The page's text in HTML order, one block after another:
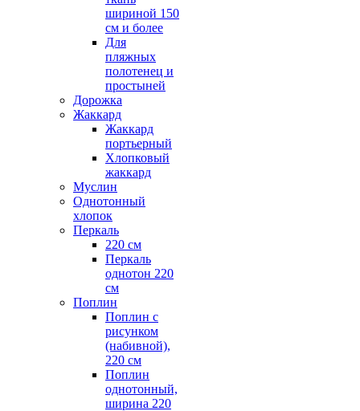
шириной 150
см и более
Для
пляжных
полотенец и
простыней
Дорожка
Жаккард
Жаккард
портьерный
Хлопковый
жаккард
Муслин
Однотонный
хлопок
Перкаль
220 см
Перкаль
однотон 220
см
Поплин
Поплин с
рисунком
(набивной),
220 см
Поплин
однотонный,
ширина 220